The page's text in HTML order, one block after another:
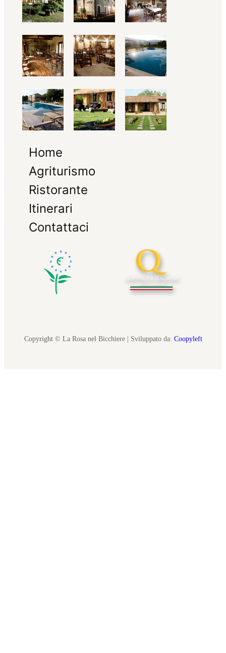
Home
Agriturismo
Ristorante
Itinerari
Contattaci
Copyright © La Rosa nel Bicchiere | Sviluppato da: Coopyleft